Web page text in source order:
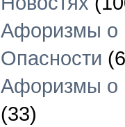
Афоризмы о
Опасности
Афоризмы о
(33)